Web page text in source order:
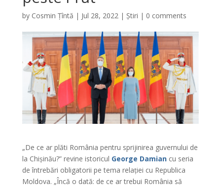
by Cosmin Țîntă | Jul 28, 2022| Știri | 0 comments
„De ce ar plăti România pentru sprijinirea guvernului de
la Chișinău?” revine istoricul George Damiancu seria
de întrebări obligatorii pe tema relației cu Republica
Moldova. „Încă o dată: de ce ar trebui România să